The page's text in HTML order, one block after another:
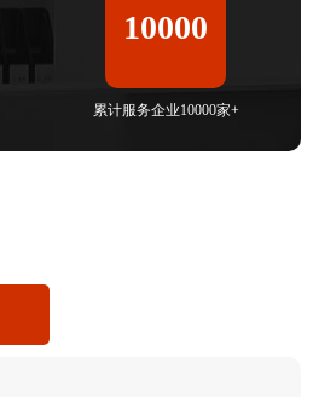
10000
累计服务企业10000家+